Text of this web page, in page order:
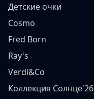
Детские очки
Cosmo
Fred Born
Ray's
Verdi&Co
Коллекция Солнце'26